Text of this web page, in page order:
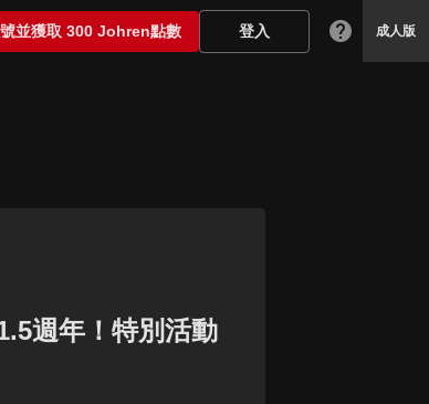
並獲取 300 Johren點數 登入 成人版
週年！特別活動